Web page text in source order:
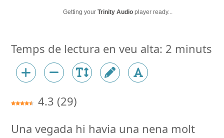
Getting yourTrinity Audio player ready...
4.3 (29)
Una vegada hi havia una nena molt